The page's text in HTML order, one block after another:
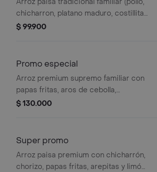
chicharron, platano maduro, costillita
ahumada, maiz) acompañado de 3
$ 99.900
Promo especial
Arroz premium supremo familiar con
papas fritas, aros de cebolla,
croquetas de yuca y bebida de 1.5
$ 130.000
Super promo
Arroz paisa premium con chicharrón,
chorizo, papas fritas, arepitas y limón.